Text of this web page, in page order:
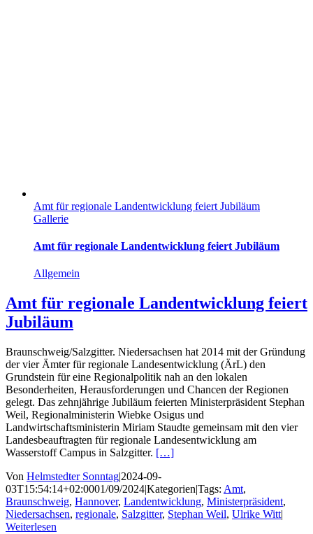
Amt für regionale Landentwicklung feiert Jubiläum
Gallerie
Amt für regionale Landentwicklung feiert Jubiläum
Allgemein
Amt für regionale Landentwicklung feiert
Jubiläum
Braunschweig/Salzgitter. Niedersachsen hat 2014 mit der Gründung
der vier Ämter für regionale Landesentwicklung (ÄrL) den
Grundstein für eine Regionalpolitik nah an den lokalen
Besonderheiten, Herausforderungen und Chancen der Regionen
gelegt. Das zehnjährige Jubiläum feierten Ministerpräsident Stephan
Weil, Regionalministerin Wiebke Osigus und
Landwirtschaftsministerin Miriam Staudte gemeinsam mit den vier
Landesbeauftragten für regionale Landesentwicklung am
Wasserstoff Campus in Salzgitter. […]
Von Helmstedter Sonntag|2024-09-
03T15:54:14+02:0001/09/2024|Kategorien|Tags: Amt,
Braunschweig, Hannover, Landentwicklung, Ministerpräsident,
Niedersachsen, regionale, Salzgitter, Stephan Weil, Ulrike Witt|
Weiterlesen